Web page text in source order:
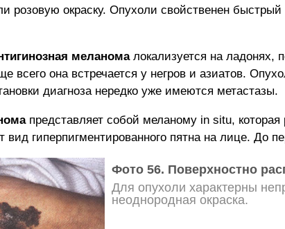
розовую окраску. Опухоли свойственен
меланомалокализуется на ладонях,
всего она встречается у негров и азиатов.
диагноза нередко уже имеются метастазы.
представляет собой меланому in situ,
вид гиперпигментированного пятна на лице. До
Фото 56. Поверхностно
Для опухоли характерны
неоднородная окраска.